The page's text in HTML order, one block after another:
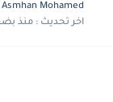
Asmhan Mohamed
اخر تحديث :منذ